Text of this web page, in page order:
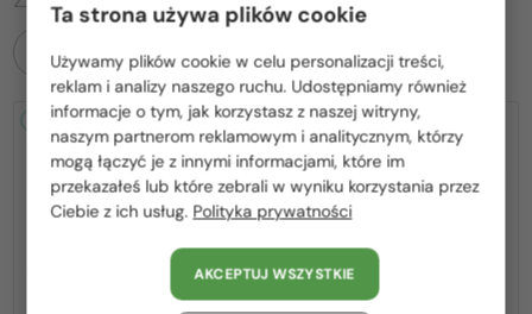
WSZYSTKIE PRODUKTY
2-4 DNI
Sončna očala
2-4 DNI
Lanvin—Sončna očala
Proszę wybierz z listy odpowiedni dla Ciebie kraj:
Polska / PL
România / RO
Magyarország / HU
United Arab Emirates / EN
Austria / AT
Ta strona używa plików cookie
Używamy plików cookie w celu personalizacji treści,
reklam i analizy naszego ruchu. Udostępniamy również
informacje o tym, jak korzystasz z naszej witryny,
naszym partnerom reklamowym i analitycznym, którzy
mogą łączyć je z innymi informacjami, które im
przekazałeś lub które zebrali w wyniku korzystania przez
Ciebie z ich usług. Polityka prywatności
AKCEPTUJ WSZYSTKIE